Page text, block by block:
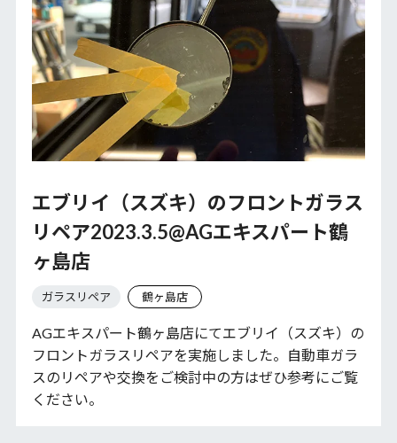
エブリイ（スズキ）のフロントガラス
リペア2023.3.5@AGエキスパート鶴
ヶ島店
ガラスリペア 鶴ヶ島店
AGエキスパート鶴ヶ島店にてエブリイ（スズキ）の
フロントガラスリペアを実施しました。自動車ガラ
スのリペアや交換をご検討中の方はぜひ参考にご覧
ください。